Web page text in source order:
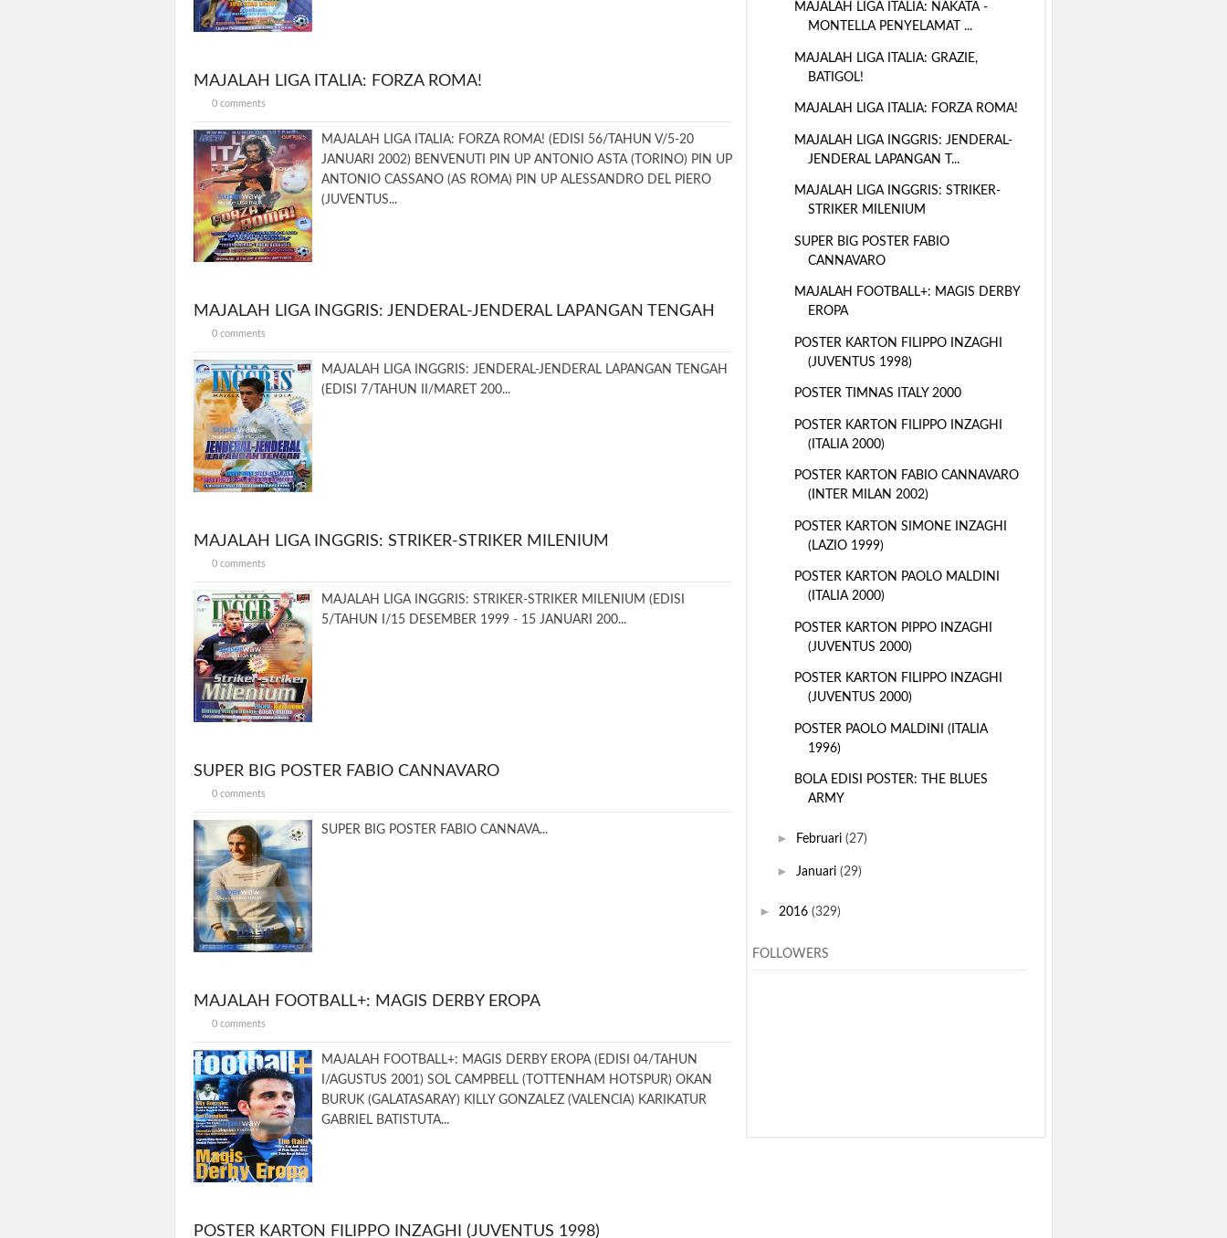
MAJALAH LIGA ITALIA: FORZA ROMA!
0 comments
MAJALAH LIGA ITALIA: FORZA ROMA! (EDISI 56/TAHUN V/5-20
JANUARI 2002) BENVENUTI PIN UP ANTONIO ASTA (TORINO) PIN UP
ANTONIO CASSANO (AS ROMA) PIN UP ALESSANDRO DEL PIERO
(JUVENTUS...
MAJALAH LIGA INGGRIS: JENDERAL-JENDERAL LAPANGAN TENGAH
0 comments
MAJALAH LIGA INGGRIS: JENDERAL-JENDERAL LAPANGAN TENGAH
(EDISI 7/TAHUN II/MARET 200...
MAJALAH LIGA INGGRIS: STRIKER-STRIKER MILENIUM
0 comments
MAJALAH LIGA INGGRIS: STRIKER-STRIKER MILENIUM (EDISI
5/TAHUN I/15 DESEMBER 1999 - 15 JANUARI 200...
SUPER BIG POSTER FABIO CANNAVARO
0 comments
SUPER BIG POSTER FABIO CANNAVA...
MAJALAH FOOTBALL+: MAGIS DERBY EROPA
0 comments
MAJALAH FOOTBALL+: MAGIS DERBY EROPA (EDISI 04/TAHUN
I/AGUSTUS 2001) SOL CAMPBELL (TOTTENHAM HOTSPUR) OKAN
BURUK (GALATASARAY) KILLY GONZALEZ (VALENCIA) KARIKATUR
GABRIEL BATISTUTA...
POSTER KARTON FILIPPO INZAGHI (JUVENTUS 1998)
MAJALAH LIGA ITALIA: NAKATA -
MONTELLA PENYELAMAT ...
MAJALAH LIGA ITALIA: GRAZIE,
BATIGOL!
MAJALAH LIGA ITALIA: FORZA ROMA!
MAJALAH LIGA INGGRIS: JENDERAL-
JENDERAL LAPANGAN T...
MAJALAH LIGA INGGRIS: STRIKER-
STRIKER MILENIUM
SUPER BIG POSTER FABIO
CANNAVARO
MAJALAH FOOTBALL+: MAGIS DERBY
EROPA
POSTER KARTON FILIPPO INZAGHI
(JUVENTUS 1998)
POSTER TIMNAS ITALY 2000
POSTER KARTON FILIPPO INZAGHI
(ITALIA 2000)
POSTER KARTON FABIO CANNAVARO
(INTER MILAN 2002)
POSTER KARTON SIMONE INZAGHI
(LAZIO 1999)
POSTER KARTON PAOLO MALDINI
(ITALIA 2000)
POSTER KARTON PIPPO INZAGHI
(JUVENTUS 2000)
POSTER KARTON FILIPPO INZAGHI
(JUVENTUS 2000)
POSTER PAOLO MALDINI (ITALIA
1996)
BOLA EDISI POSTER: THE BLUES
ARMY
► Februari (27)
► Januari (29)
► 2016 (329)
FOLLOWERS